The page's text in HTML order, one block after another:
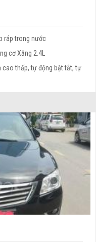
ráp trong nước
cơ Xăng 2.4L
cao thấp, tự động bật tắt, tự